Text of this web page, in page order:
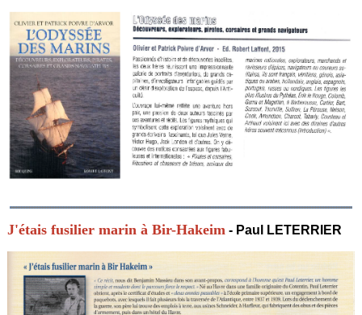
J'étais fusilier marin à Bir-Hakeim - Paul LETERRIER